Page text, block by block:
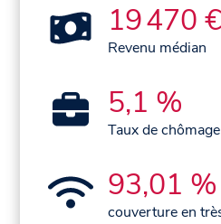
19 470 €
Revenu médian
5,1 %
Taux de chômage
93,01 %
couverture en